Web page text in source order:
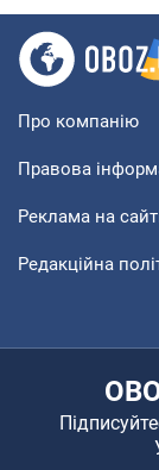
Про компанію
Правова
Реклама на
Редакційна